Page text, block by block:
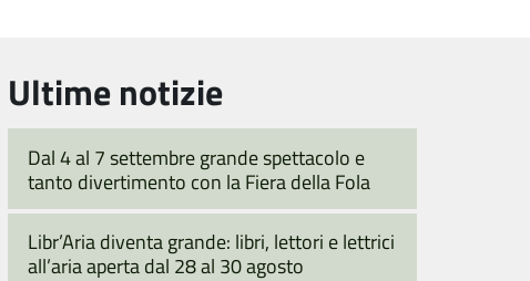
Ultime notizie
Dal 4 al 7 settembre grande spettacolo e
tanto divertimento con la Fiera della Fola
Libr’Aria diventa grande: libri, lettori e lettrici
all’aria aperta dal 28 al 30 agosto